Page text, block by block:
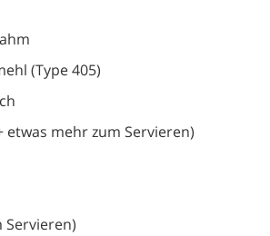
(Type 405)
etwas mehr zum Servieren)
Servieren)